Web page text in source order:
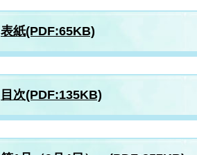
表紙(PDF:65KB)
目次(PDF:135KB)